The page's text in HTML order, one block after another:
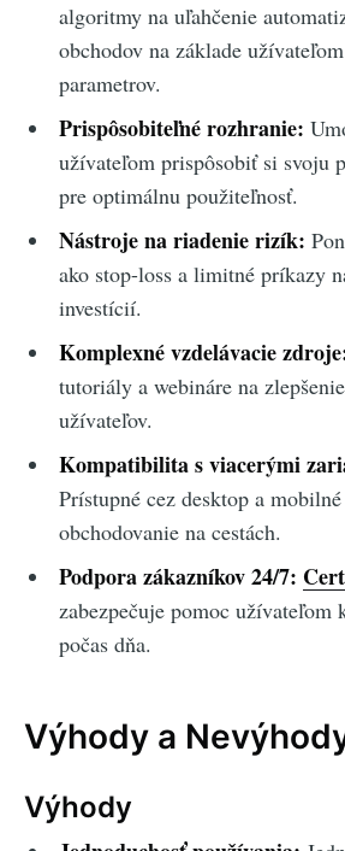
algoritmy na uľahčenie
obchodov na základe
parametrov.
Prispôsobiteľné rozhranie:
užívateľom prispôsobiť si svoju
pre optimálnu použiteľnosť.
Nástroje na riadenie rizík:
ako stop-loss a limitné príkazy
investícií.
Komplexné vzdelávacie
tutoriály a webináre na
užívateľov.
Kompatibilita s viacerými
Prístupné cez desktop a
obchodovanie na cestách.
Podpora zákazníkov 24/7:
zabezpečuje pomoc užívateľom
počas dňa.
Výhody a
Výhody